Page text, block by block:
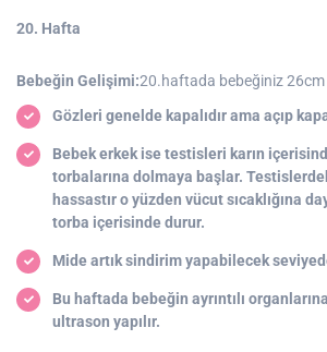
20. Hafta
Bebeğin Gelişimi:20.haftada bebeğiniz 26cm
Gözleri genelde kapalıdır ama açıp
Bebek erkek ise testisleri karın
torbalarına dolmaya başlar.
hassastır o yüzden vücut sıcaklığına
torba içerisinde durur.
Mide artık sindirim yapabilecek
Bu haftada bebeğin ayrıntılı
ultrason yapılır.